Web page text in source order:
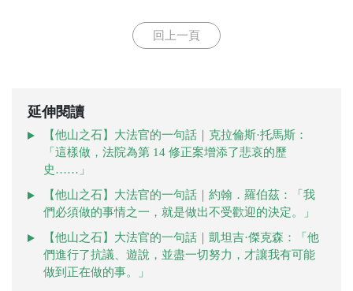
回上一頁
延伸閱讀
【他山之石】大法官的一句話｜克拉倫斯·托馬斯：
「這樣做，法院為第 14 修正案增添了悲哀的歷
史……」
【他山之石】大法官的一句話｜約翰．羅伯茲：「我
們必須做的事情之一，就是做出不受歡迎的決定。」
【他山之石】大法官的一句話｜凱坦吉·傑克森：「他
們進行了抗議、遊說，並盡一切努力，才讓我有可能
做到正在做的事。」